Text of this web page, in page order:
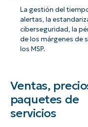
La gestión del
alertas, la
ciberseguridad, la
de los márgenes de
los MSP.
Ventas,
paquetes de
servicios